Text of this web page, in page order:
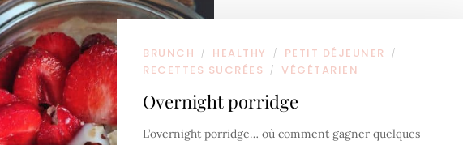
BRUNCH / HEALTHY / PETIT DÉJEUNER /
RECETTES SUCRÉES / VÉGÉTARIEN
Overnight porridge
L’overnight porridge… où comment gagner quelques